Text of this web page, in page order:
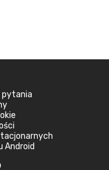
pytania
Android